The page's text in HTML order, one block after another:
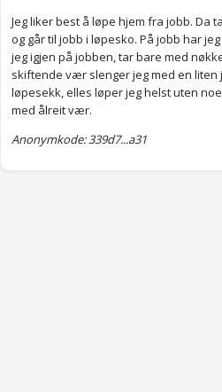
Jeg liker best å løpe hjem fra jobb. Da
og går til jobb i løpesko. På jobb har
jeg igjen på jobben, tar bare med
skiftende vær slenger jeg med en liten
løpesekk, elles løper jeg helst uten
med ålreit vær.
Anonymkode: 339d7...a31